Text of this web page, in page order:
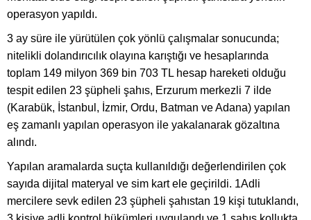
operasyon yapıldı.
3 ay süre ile yürütülen çok yönlü çalışmalar sonucunda;
nitelikli dolandırıcılık olayına karıştığı ve hesaplarında
toplam 149 milyon 369 bin 703 TL hesap hareketi olduğu
tespit edilen 23 şüpheli şahıs, Erzurum merkezli 7 ilde
(Karabük, İstanbul, İzmir, Ordu, Batman ve Adana) yapılan
eş zamanlı yapılan operasyon ile yakalanarak gözaltına
alındı.
Yapılan aramalarda suçta kullanıldığı değerlendirilen çok
sayıda dijital materyal ve sim kart ele geçirildi. 1Adli
mercilere sevk edilen 23 şüpheli şahıstan 19 kişi tutuklandı,